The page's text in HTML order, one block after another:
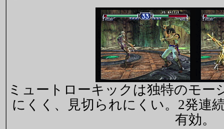
ミュートローキックは独特のモ
にくく、見切られにくい。2発連
有効。